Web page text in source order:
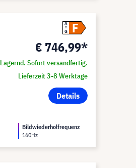
A
G
F
€ 746,99*
Lagernd. Sofort versandfertig.
Lieferzeit 3-8 Werktage
Details
Bildwiederholfrequenz
160Hz